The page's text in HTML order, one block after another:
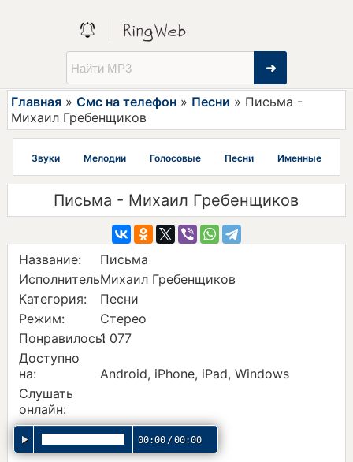
➜
Главная »Смс на телефон » Песни » Письма -
Михаил Гребенщиков
Звуки Мелодии Голосовые Песни Именные
Письма - Михаил Гребенщиков
Название:
Письма
Исполнитель:Михаил Гребенщиков
Категория:
Песни
Режим:
Стерео
Понравилось:1 077
Доступно
на:
Android, iPhone, iPad, Windows
Слушать
онлайн:
00:00/00:00